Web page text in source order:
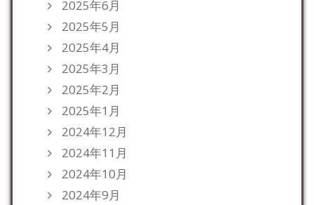
2025年6月
2025年5月
2025年4月
2025年3月
2025年2月
2025年1月
2024年12月
2024年11月
2024年10月
2024年9月